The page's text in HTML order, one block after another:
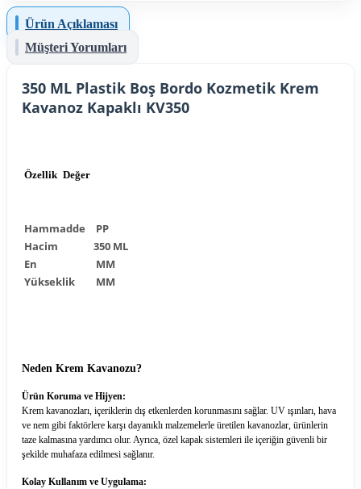
Ürün Açıklaması
Müşteri Yorumları
350 ML Plastik Boş Bordo Kozmetik Krem
Kavanoz Kapaklı KV350
Özellik Değer
Hammadde
PP
Hacim
350 ML
En
MM
Yükseklik
MM
Neden Krem Kavanozu?
Ürün Koruma ve Hijyen:
Krem kavanozları, içeriklerin dış etkenlerden korunmasını sağlar. UV ışınları, hava
ve nem gibi faktörlere karşı dayanıklı malzemelerle üretilen kavanozlar, ürünlerin
taze kalmasına yardımcı olur. Ayrıca, özel kapak sistemleri ile içeriğin güvenli bir
şekilde muhafaza edilmesi sağlanır.
Kolay Kullanım ve Uygulama: